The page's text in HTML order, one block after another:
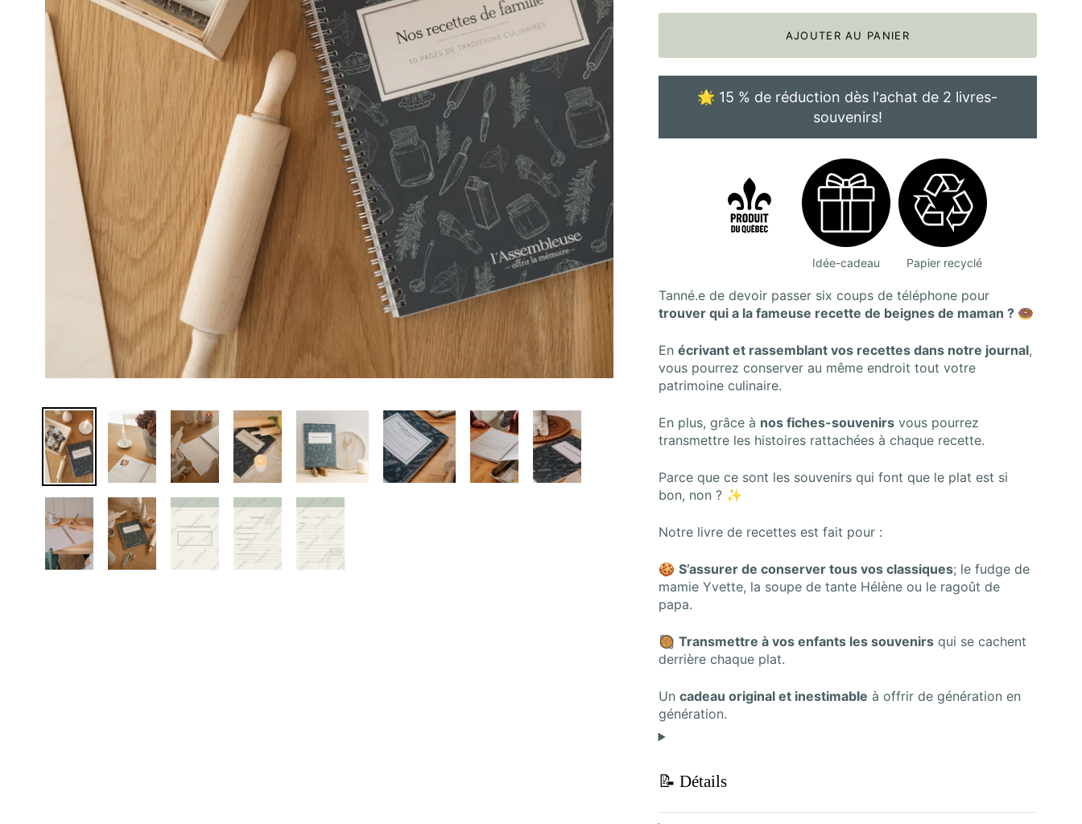
AJOUTER AU PANIER
🌟 15 % de réduction dès l'achat de 2 livres-
souvenirs!
Idée-cadeau Papier recyclé
Tanné.e de devoir passer six coups de téléphone pour
trouver qui a la fameuse recette de beignes de maman ? 🍩
En écrivant et rassemblant vos recettes dans notre journal,
vous pourrez conserver au même endroit tout votre
patrimoine culinaire.
En plus, grâce à nos fiches-souvenirsvous pourrez
transmettre les histoires rattachées à chaque recette.
Parce que ce sont les souvenirs qui font que le plat est si
bon, non ? ✨
Notre livre de recettes est fait pour :
🍪 S’assurer de conserver tous vos classiques; le fudge de
mamie Yvette, la soupe de tante Hélène ou le ragoût de
papa.
🥘 Transmettre à vos enfants les souvenirsqui se cachent
derrière chaque plat.
Un cadeau original et inestimable à offrir de génération en
génération.
📝 Détails